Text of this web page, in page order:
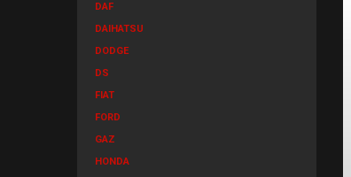
DAF
DAIHATSU
DODGE
DS
FIAT
FORD
GAZ
HONDA